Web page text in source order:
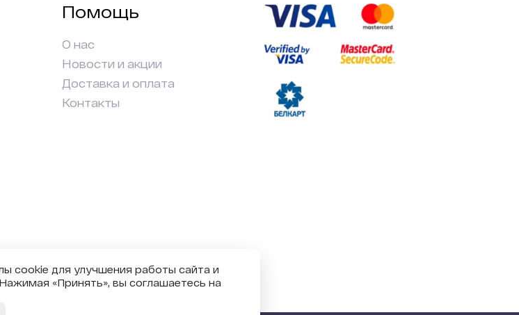
Помощь
О нас
Новости и акции
Доставка и оплата
Контакты
cookie для улучшения работы сайта и
«Принять», вы соглашаетесь на